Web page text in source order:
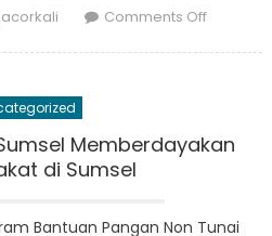
Comments Offon
Memberdayakan
di Sumsel
Bantuan Pangan Non Tunai